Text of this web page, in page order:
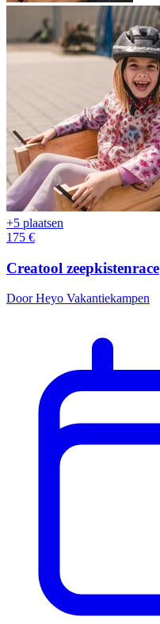
+5 plaatsen
175 €
Creatool zeepkistenrace
Door Heyo Vakantiekampen